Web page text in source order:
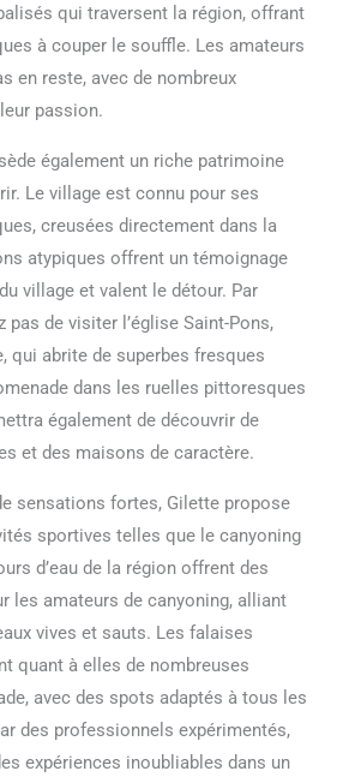
qui traversent la région, offrant
à couper le souffle. Les amateurs
en reste, avec de nombreux
passion.
également un riche patrimoine
Le village est connu pour ses
creusées directement dans la
atypiques offrent un témoignage
village et valent le détour. Par
pas de visiter l’église Saint-Pons,
qui abrite de superbes fresques
dans les ruelles pittoresques
également de découvrir de
et des maisons de caractère.
sensations fortes, Gilette propose
sportives telles que le canyoning
d’eau de la région offrent des
les amateurs de canyoning, alliant
vives et sauts. Les falaises
quant à elles de nombreuses
avec des spots adaptés à tous les
des professionnels expérimentés,
expériences inoubliables dans un